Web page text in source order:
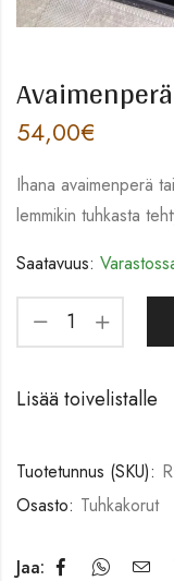
54,00€
Ihana avaimenperä
lemmikin tuhkasta
Saatavuus:
Lisää toivelistalle
Tuotetunnus (SKU):
Osasto: Tuhkakorut
Jaa: